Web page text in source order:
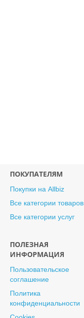
ПОКУПАТЕЛЯМ
Покупки на Allbiz
Все категории товаров
Все категории услуг
ПОЛЕЗНАЯ
ИНФОРМАЦИЯ
Пользовательское
соглашение
Политика
конфиденциальности